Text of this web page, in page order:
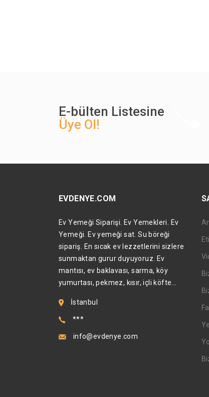
E-bülten Listesine
Üye Ol!
EVDENYE.COM
Ev Yemeği Siparişi. Ev Yemekleri. Ev
Yemeği. Ev yemeği sat. Su böreği
sipariş. En sıcak ev lezzetlerini sizlere
sunmaktan gurur duyuyoruz. Ev
mantısı, ev baklavası, sarma, köy
yumurtası, pekmez, kısır, içli köfte...
İstanbul
***
info@evdenye.com